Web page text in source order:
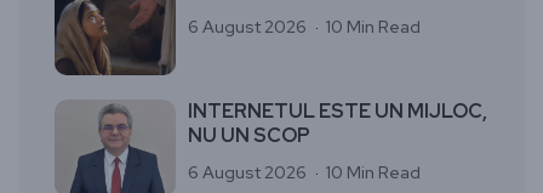
6 August 2026 10 Min Read
INTERNETUL ESTE UN MIJLOC,
NU UN SCOP
6 August 2026 10 Min Read